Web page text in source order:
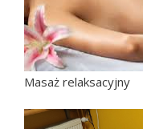
Masaż relaksacyjny